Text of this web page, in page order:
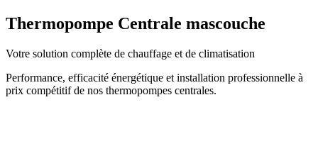
Thermopompe Centrale mascouche
Votre solution complète de chauffage et de climatisation
Performance, efficacité énergétique et installation professionnelle à
prix compétitif de nos thermopompes centrales.